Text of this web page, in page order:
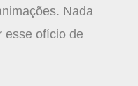
Nada
esse ofício de